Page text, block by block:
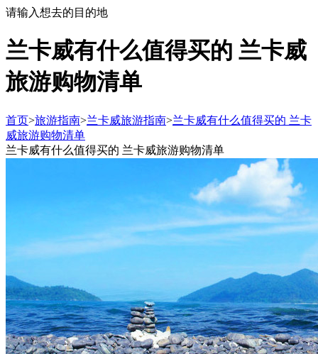
请输入想去的目的地
兰卡威有什么值得买的 兰卡威
旅游购物清单
首页>旅游指南>兰卡威旅游指南>兰卡威有什么值得买的 兰卡
威旅游购物清单
兰卡威有什么值得买的 兰卡威旅游购物清单